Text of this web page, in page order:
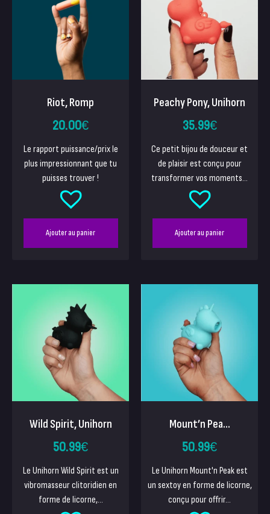
Riot, Romp
20.00€
Le rapport puissance/prix le
plus impressionnant que tu
puisses trouver !
Ajouter au panier
Peachy Pony, Unihorn
35.99€
Ce petit bijou de douceur et
de plaisir est conçu pour
transformer vos moments...
Ajouter au panier
Wild Spirit, Unihorn
50.99€
Le Unihorn Wild Spirit est un
vibromasseur clitoridien en
forme de licorne,...
Mount’n Pea...
50.99€
Le Unihorn Mount'n Peak est
un sextoy en forme de licorne,
conçu pour offrir...